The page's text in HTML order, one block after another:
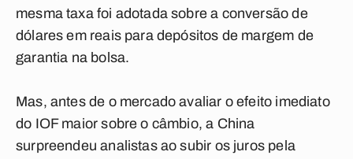
mesma taxa foi adotada sobre a conversão de
dólares em reais para depósitos de margem de
garantia na bolsa.
Mas, antes de o mercado avaliar o efeito imediato
do IOF maior sobre o câmbio, a China
surpreendeu analistas ao subir os juros pela